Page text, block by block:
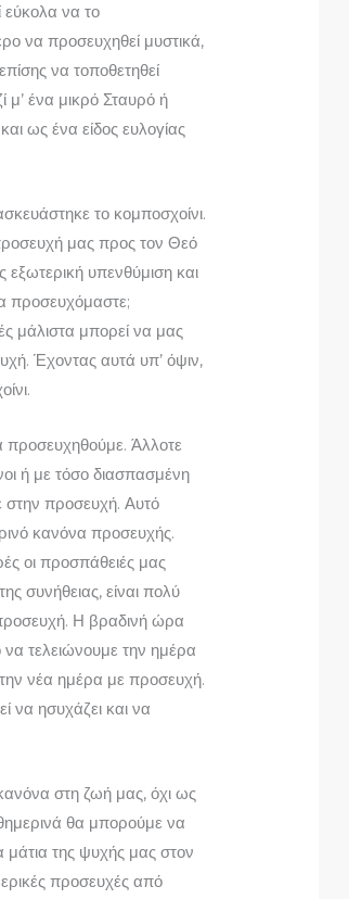
εύκολα να το
να προσευχηθεί μυστικά,
να τοποθετηθεί
μ’ ένα μικρό Σταυρό ή
ως ένα είδος ευλογίας
το κομποσχοίνι.
μας προς τον Θεό
εξωτερική υπενθύμιση και
προσευχόμαστε;
μάλιστα μπορεί να μας
Έχοντας αυτά υπ’ όψιν,
προσευχηθούμε. Άλλοτε
ή με τόσο διασπασμένη
στην προσευχή. Αυτό
κα­νόνα προσευχής.
οι προσπάθειές μας
συνήθειας, είναι πολύ
Η βραδινή ώρα
να τελειώνουμε την ημέρα
νέα ημέρα με προσευχή.
να ησυχάζει και να
στη ζωή μας, όχι ως
θα μπορούμε να
της ψυχής μας στον
προσευχές από